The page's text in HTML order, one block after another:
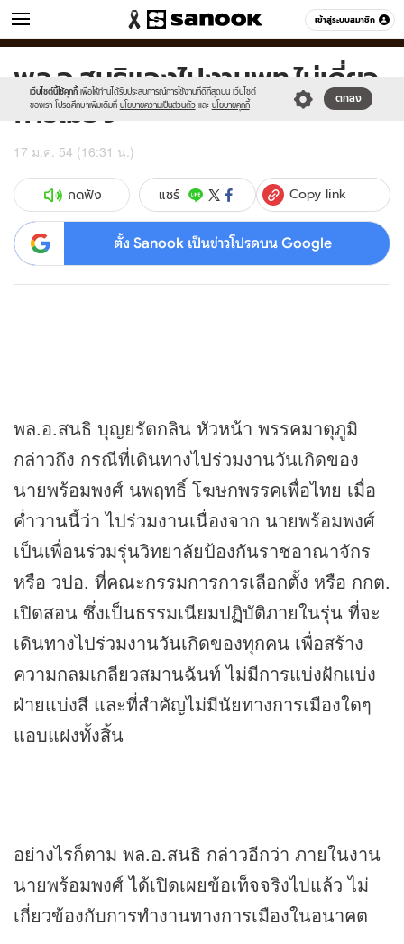
เข้าสู่ระบบสมาชิก
ข่าว หมวดอื่นๆ
เว็บไซต์นี้ใช้คุกกี้ เพื่อให้ท่านได้รับประสบการณ์การใช้งานที่ดีที่สุดบน เว็บไซต์
ของเรา โปรดศึกษาเพิ่มเติมที่ นโยบายความเป็นส่วนตัว และ นโยบายคุกกี้
ตกลง
Sanook
//s.isanook.com/sr/0/images/logo-
new-
sanook.png
600
60
พล.อ.สนธิแจงไปงานพท.ไม่เกี่ยว
การเมือง
17 ม.ค. 54 (16:31 น.)
กดฟัง แชร์ Copy link
ตั้ง Sanook เป็นข่าวโปรดบน Google
พล.อ.สนธิ บุญยรัตกลิน หัวหน้า พรรคมาตุภูมิ
กล่าวถึง กรณีที่เดินทางไปร่วมงานวันเกิดของ
นายพร้อมพงศ์ นพฤทธิ์ โฆษกพรรคเพื่อไทย เมื่อ
ค่ำวานนี้ว่า ไปร่วมงานเนื่องจาก นายพร้อมพงศ์
เป็นเพื่อนร่วมรุ่นวิทยาลัยป้องกันราชอาณาจักร
หรือ วปอ. ที่คณะกรรมการการเลือกตั้ง หรือ กกต.
เปิดสอน ซึ่งเป็นธรรมเนียมปฏิบัติภายในรุ่น ที่จะ
เดินทางไปร่วมงานวันเกิดของทุกคน เพื่อสร้าง
ความกลมเกลียวสมานฉันท์ ไม่มีการแบ่งฝักแบ่ง
ฝ่ายแบ่งสี และที่สำคัญไม่มีนัยทางการเมืองใดๆ
แอบแฝงทั้งสิ้น
อย่างไรก็ตาม พล.อ.สนธิ กล่าวอีกว่า ภายในงาน
นายพร้อมพงศ์ ได้เปิดเผยข้อเท็จจริงไปแล้ว ไม่
เกี่ยวข้องกับการทำงานทางการเมืองในอนาคต